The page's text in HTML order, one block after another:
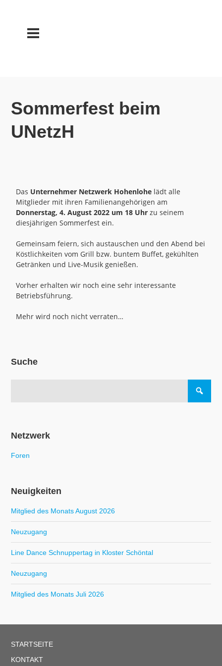
Sommerfest beim
UNetzH
Das Unternehmer Netzwerk Hohenlohe lädt alle
Mitglieder mit ihren Familienangehörigen am
Donnerstag, 4. August 2022 um 18 Uhr zu seinem
diesjährigen Sommerfest ein.
Gemeinsam feiern, sich austauschen und den Abend bei
Köstlichkeiten vom Grill bzw. buntem Buffet, gekühlten
Getränken und Live-Musik genießen.
Vorher erhalten wir noch eine sehr interessante
Betriebsführung.
Mehr wird noch nicht verraten…
Suche
Netzwerk
Foren
Neuigkeiten
Mitglied des Monats August 2026
Neuzugang
Line Dance Schnuppertag in Kloster Schöntal
Neuzugang
Mitglied des Monats Juli 2026
STARTSEITE
KONTAKT